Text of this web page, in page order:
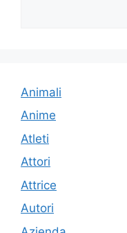
Animali
Anime
Atleti
Attori
Attrice
Autori